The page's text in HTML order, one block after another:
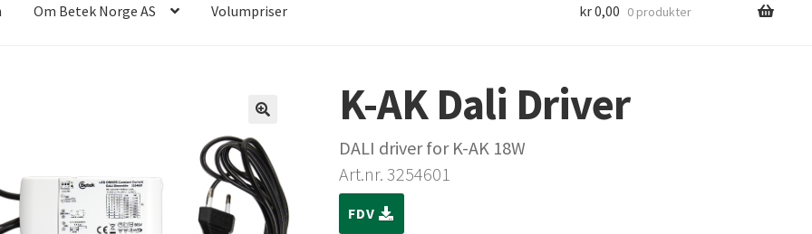
Om Betek Norge AS Volumpriser kr0,00 0 produkter
K-AK Dali Driver
DALI driver for K-AK 18W
Art.nr. 3254601
FDV